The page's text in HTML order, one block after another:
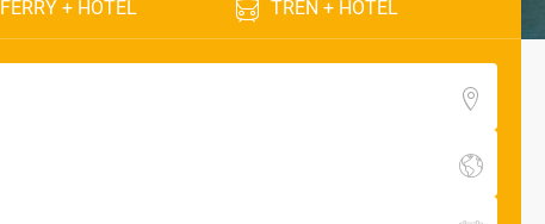
FERRY + HOTEL TREN + HOTEL